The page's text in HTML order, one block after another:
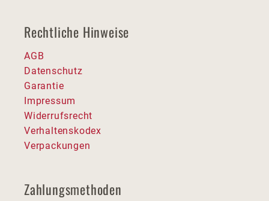
Rechtliche Hinweise
AGB
Datenschutz
Garantie
Impressum
Widerrufsrecht
Verhaltenskodex
Verpackungen
Zahlungsmethoden